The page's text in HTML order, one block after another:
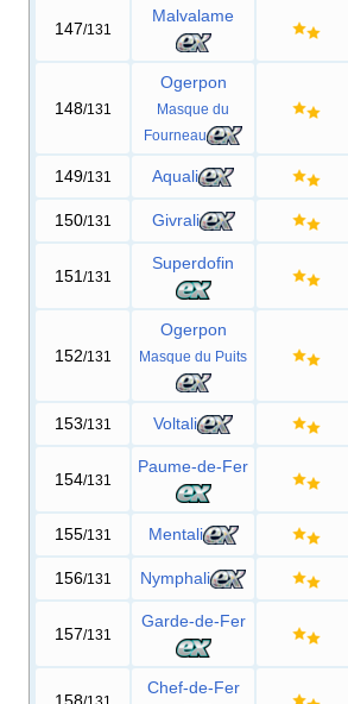
147/131
Malvalame
148/131
Ogerpon
Masque du
Fourneau
149/131 Aquali
150/131 Givrali
151 /131
Superdofin
152/131
Ogerpon
Masque du Puits
153/131 Voltali
154/131
Paume-de-Fer
155/131 Mentali
156/131 Nymphali
157/131
Garde-de-Fer
Chef-de-Fer